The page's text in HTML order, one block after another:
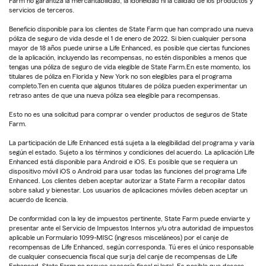
servicios de terceros.
Beneficio disponible para los clientes de State Farm que han comprado una nueva
póliza de seguro de vida desde el 1 de enero de 2022. Si bien cualquier persona
mayor de 18 años puede unirse a Life Enhanced, es posible que ciertas funciones
de la aplicación, incluyendo las recompensas, no estén disponibles a menos que
tengas una póliza de seguro de vida elegible de State Farm.En este momento, los
titulares de póliza en Florida y New York no son elegibles para el programa
completo.Ten en cuenta que algunos titulares de póliza pueden experimentar un
retraso antes de que una nueva póliza sea elegible para recompensas.
Esto no es una solicitud para comprar o vender productos de seguros de State
Farm.
La participación de Life Enhanced está sujeta a la elegibilidad del programa y varía
según el estado. Sujeto a los términos y condiciones del acuerdo. La aplicación Life
Enhanced está disponible para Android e iOS. Es posible que se requiera un
dispositivo móvil iOS o Android para usar todas las funciones del programa Life
Enhanced. Los clientes deben aceptar autorizar a State Farm a recopilar datos
sobre salud y bienestar. Los usuarios de aplicaciones móviles deben aceptar un
acuerdo de licencia.
De conformidad con la ley de impuestos pertinente, State Farm puede enviarte y
presentar ante el Servicio de Impuestos Internos y/u otra autoridad de impuestos
aplicable un Formulario 1099-MISC (ingresos misceláneos) por el canje de
recompensas de Life Enhanced, según corresponda. Tú eres el único responsable
de cualquier consecuencia fiscal que surja del canje de recompensas de Life